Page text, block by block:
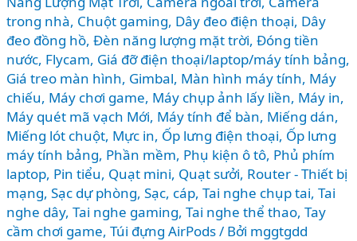
Apple
Music
và
bảo
mật
mạnh
mẽ
trong nhà, Chuột gaming, Dây đeo điện thoại, Dây
đeo đồng hồ, Đèn năng lượng mặt trời, Đóng tiền
nước, Flycam, Giá đỡ điện thoại/laptop/máy tính bảng,
Giá treo màn hình, Gimbal, Màn hình máy tính, Máy
chiếu, Máy chơi game, Máy chụp ảnh lấy liền, Máy in,
Máy quét mã vạch Mới, Máy tính để bàn, Miếng dán,
Miếng lót chuột, Mực in, Ốp lưng điện thoại, Ốp lưng
máy tính bảng, Phần mềm, Phụ kiện ô tô, Phủ phím
laptop, Pin tiểu, Quạt mini, Quạt sưởi, Router - Thiết bị
mạng, Sạc dự phòng, Sạc, cáp, Tai nghe chụp tai, Tai
nghe dây, Tai nghe gaming, Tai nghe thể thao, Tay
cầm chơi game, Túi đựng AirPods/ Bởi mggtgdd